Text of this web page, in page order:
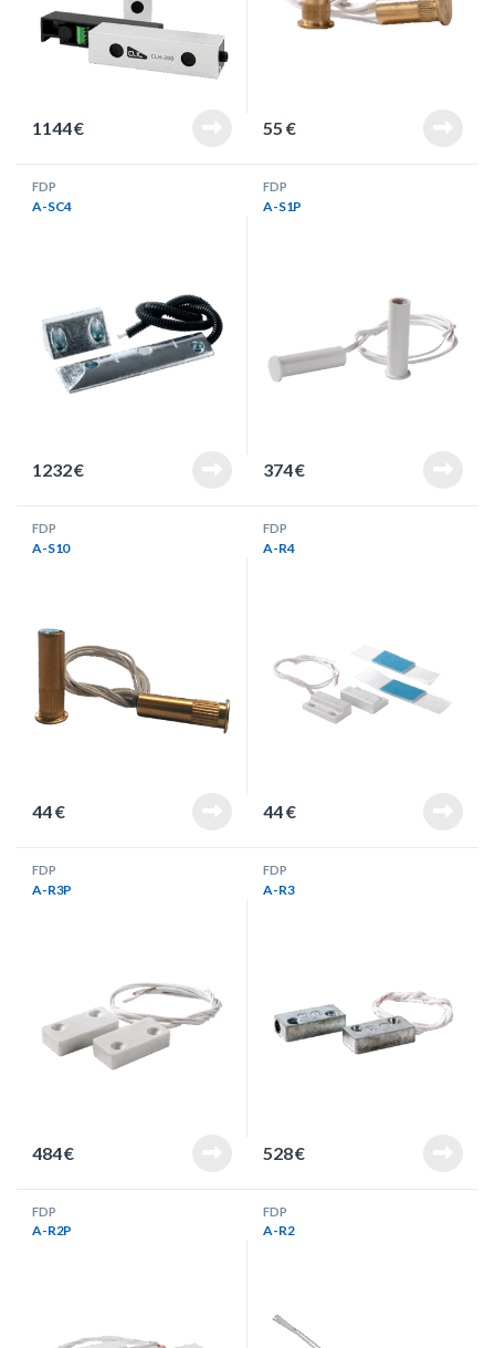
1144€ 55 €
FDP
A-SC4
1232€
FDP
A-S1P
374€
FDP
A-S10
44€
FDP
A-R4
44€
FDP
A-R3P
484€
FDP
A-R3
528€
FDP
A-R2P
FDP
A-R2